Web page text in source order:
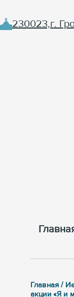
230023,г.
Главная /
акции «Я и